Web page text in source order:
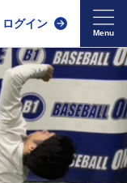
ログイン